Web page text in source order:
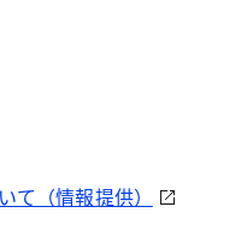
て（情報提供）